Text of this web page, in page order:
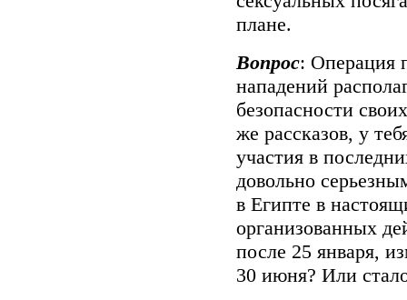
плане.
Вопрос: Операция
нападений
безопасности
же рассказов, у
участия в
довольно
в Египте в
организованных
после 25 января,
30 июня? Или